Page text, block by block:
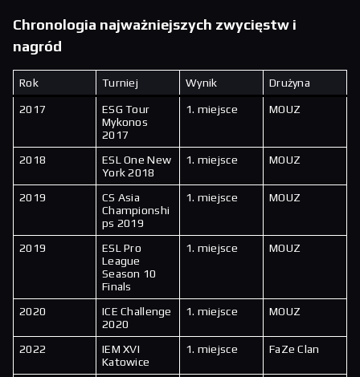
Chronologia najważniejszych zwycięstw i
nagród
Rok Turniej Wynik Drużyna
2017
ESG Tour
Mykonos
2017
1. miejsce MOUZ
2018
ESL One New
York 2018
1. miejsce MOUZ
2019
CS Asia
Championshi
ps 2019
1. miejsce MOUZ
2019
ESL Pro
League
Season 10
Finals
1. miejsce MOUZ
2020
ICE Challenge
2020
1. miejsce MOUZ
2022
IEM XVI
Katowice
1. miejsce FaZe Clan